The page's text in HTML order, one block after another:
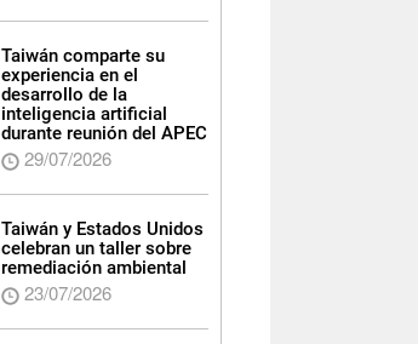
Taiwán comparte su
experiencia en el
desarrollo de la
inteligencia artificial
durante reunión del APEC
29/07/2026
Taiwán y Estados Unidos
celebran un taller sobre
remediación ambiental
23/07/2026